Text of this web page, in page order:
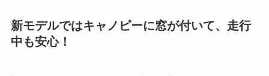
新モデルではキャノピーに窓が付いて、走行
中も安心！